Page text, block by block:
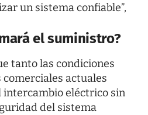
un sistema confiable”,
el suministro?
tanto las condiciones
actuales
eléctrico sin
del sistema